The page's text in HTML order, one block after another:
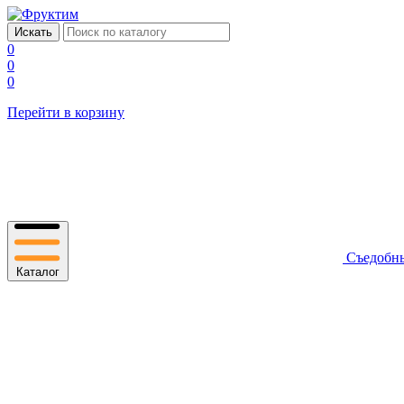
0
0
0
Перейти в корзину
Каталог